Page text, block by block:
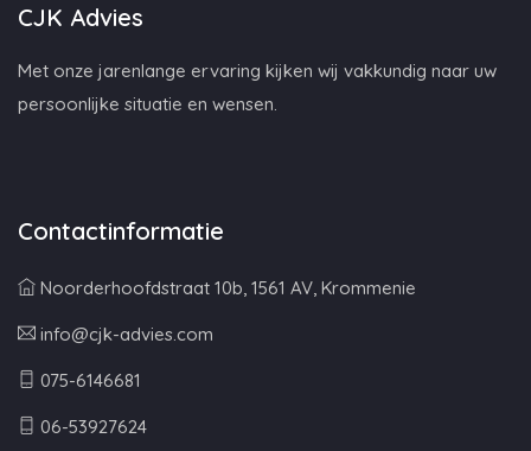
CJK Advies
Met onze jarenlange ervaring kijken wij vakkundig naar uw
persoonlijke situatie en wensen.
Contactinformatie
Noorderhoofdstraat 10b, 1561 AV, Krommenie
info@cjk-advies.com
075-6146681
06-53927624